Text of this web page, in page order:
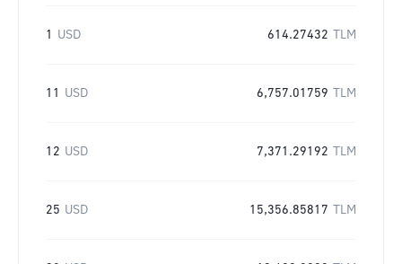
1 USD 614.27432 TLM
11 USD 6,757.01759 TLM
12 USD 7,371.29192 TLM
25 USD 15,356.85817 TLM